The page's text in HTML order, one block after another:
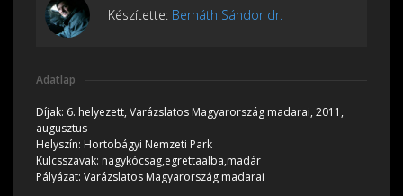
Készítette: Bernáth Sándor dr.
Adatlap
Díjak: 6. helyezett, Varázslatos Magyarország madarai, 2011,
augusztus
Helyszín: Hortobágyi Nemzeti Park
Kulcsszavak: nagykócsag,egrettaalba,madár
Pályázat: Varázslatos Magyarország madarai